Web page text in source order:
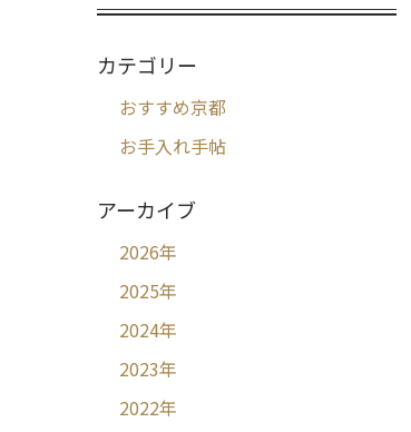
カテゴリー
おすすめ京都
お手入れ手帖
アーカイブ
2026年
2025年
2024年
2023年
2022年